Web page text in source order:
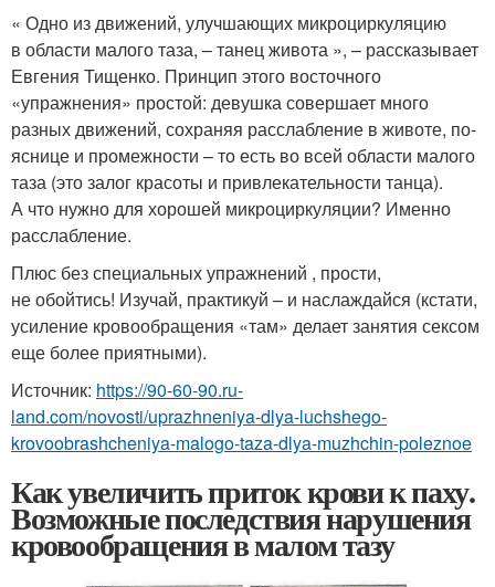
« Одно из движений, улучшающих микроциркуляцию
в области малого таза, – танец живота », – рассказывает
Евгения Тищенко. Принцип этого восточного
«упражнения» простой: девушка совершает много
разных движений, сохраняя расслабление в животе, по­
яснице и промежности – то есть во всей области малого
таза (это залог красоты и привлекательности танца).
А что нужно для хорошей микроциркуляции? Именно
расслабление.
Плюс без специальных упражнений , прости,
не обойтись! Изучай, практикуй – и наслаждайся (кстати,
усиление кровообращения «там» делает занятия сексом
еще более приятными).
Источник: https://90-60-90.ru-
land.com/novosti/uprazhneniya-dlya-luchshego-
krovoobrashcheniya-malogo-taza-dlya-muzhchin-poleznoe
Как увеличить приток крови к паху.
Возможные последствия нарушения
кровообращения в малом тазу